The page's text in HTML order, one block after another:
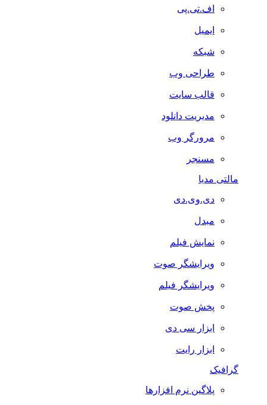
اف.تی.پی
ایمیل
شبکه
طراحی وب
قالب سایت
مدیریت دانلود
مرورگر وب
مسنجر
مالتی مدیا
دی.وی.دی
مبدل
نمایش فیلم
ویرایشگر صوت
ویرایشگر فیلم
پخش صوت
ابزار سی دی
ابزار رایت
گرافیک
پلاگین نرم افزارها